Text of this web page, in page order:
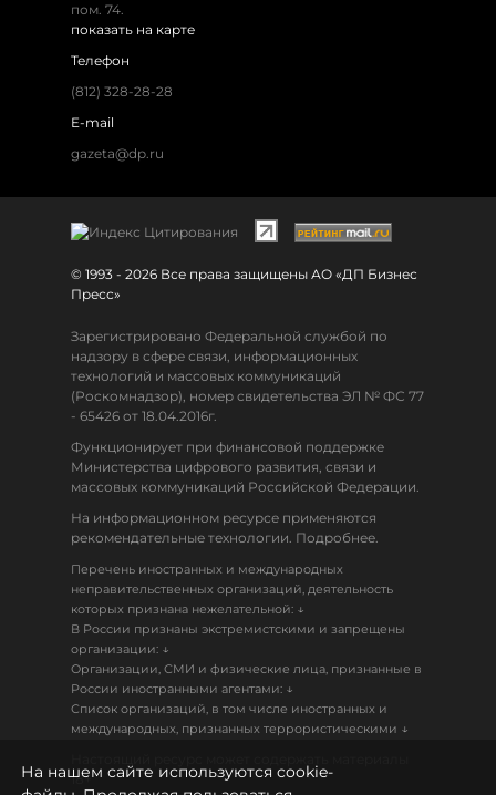
пом. 74.
показать на карте
Телефон
(812) 328-28-28
E-mail
gazeta@dp.ru
© 1993 - 2026 Все права защищены АО «ДП Бизнес
Пресс»
Зарегистрировано Федеральной службой по
надзору в сфере связи, информационных
технологий и массовых коммуникаций
(Роскомнадзор), номер свидетельства ЭЛ № ФС 77
- 65426 от 18.04.2016г.
Функционирует при финансовой поддержке
Министерства цифрового развития, связи и
массовых коммуникаций Российской Федерации.
На информационном ресурсе применяются
рекомендательные технологии. Подробнее.
Перечень иностранных и международных
неправительственных организаций, деятельность
которых признана нежелательной: ↓
В России признаны экстремистскими и запрещены
организации: ↓
Организации, СМИ и физические лица, признанные в
России иностранными агентами: ↓
Список организаций, в том числе иностранных и
международных, признанных террористическими ↓
18+
На нашем сайте используются cookie-